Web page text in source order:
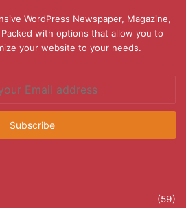
WordPress Newspaper, Magazine,
with options that allow you to
your website to your needs.
(59)